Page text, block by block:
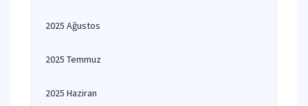
2025 Ağustos
2025 Temmuz
2025 Haziran